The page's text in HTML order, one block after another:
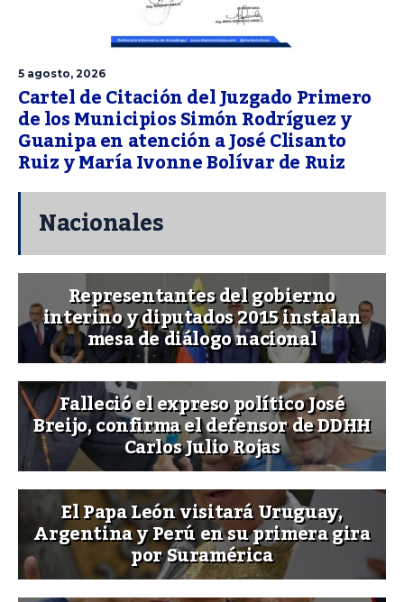
5 agosto, 2026
Cartel de Citación del Juzgado Primero
de los Municipios Simón Rodríguez y
Guanipa en atención a José Clisanto
Ruiz y María Ivonne Bolívar de Ruiz
Nacionales
Representantes del gobierno
interino y diputados 2015 instalan
mesa de diálogo nacional
Falleció el expreso político José
Breijo, confirma el defensor de DDHH
Carlos Julio Rojas
El Papa León visitará Uruguay,
Argentina y Perú en su primera gira
por Suramérica